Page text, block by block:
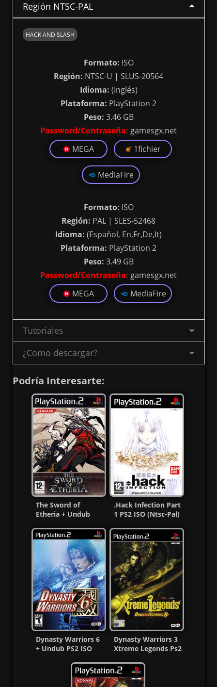
Región NTSC-PAL
HACK AND SLASH
Formato: ISO
Región: NTSC-U | SLUS-20564
Idioma: (Inglés)
Plataforma: PlayStation 2
Peso: 3.46 GB
Password/Contraseña: gamesgx.net
MEGA
1fichier
MediaFire
Formato: ISO
Región: PAL | SLES-52468
Idioma: (Español, En,Fr,De,It)
Plataforma: PlayStation 2
Peso: 3.49 GB
Password/Contraseña: gamesgx.net
MEGA
MediaFire
Tutoriales
¿Como descargar?
Podría Interesarte:
The Sword of
Etheria + Undub
(Esp/Multi)
.Hack Infection Part
1 PS2 ISO (Ntsc-Pal)
Dynasty Warriors 6
+ Undub PS2 ISO
Dynasty Warriors 3
Xtreme Legends Ps2